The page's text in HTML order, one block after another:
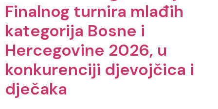
Finalnog turnira mlađih
kategorija Bosne i
Hercegovine 2026, u
konkurenciji djevojčica i
dječaka